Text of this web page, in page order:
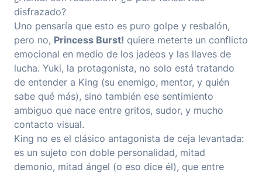
disfrazado?
Uno pensaría que esto es puro golpe y resbalón,
pero no, Princess Burst! quiere meterte un conflicto
emocional en medio de los jadeos y las llaves de
lucha. Yuki, la protagonista, no solo está tratando
de entender a King (su enemigo, mentor, y quién
sabe qué más), sino también ese sentimiento
ambiguo que nace entre gritos, sudor, y mucho
contacto visual.
King no es el clásico antagonista de ceja levantada:
es un sujeto con doble personalidad, mitad
demonio, mitad ángel (o eso dice él), que entre